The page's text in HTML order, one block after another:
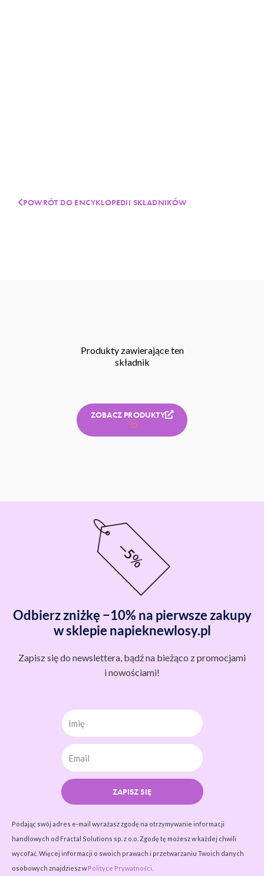
POWRÓT DO ENCYKLOPEDII SKŁADNIKÓW
Produkty zawierające ten
składnik
ZOBACZ PRODUKTY
Odbierz zniżkę −10% na pierwsze zakupy
w sklepie napieknewlosy.pl
Zapisz się do newslettera, bądź na bieżąco z promocjami
i nowościami!
Imię
ZAPISZ SIĘ
Podając swój adres e-mail wyrażasz zgodę na otrzymywanie informacji
handlowych od Fractal Solutions sp. z o.o. Zgodę tę możesz w każdej chwili
wycofać. Więcej informacji o swoich prawach i przetwarzaniu Twoich danych
osobowych znajdziesz w Polityce Prywatności.